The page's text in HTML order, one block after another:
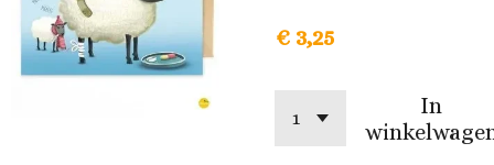
€ 3,25
In